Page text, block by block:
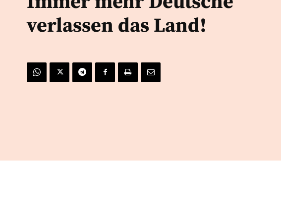
verlassen das Land!